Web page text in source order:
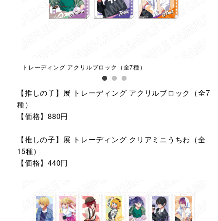
トレーディング アクリルブロック（全7種）
【推しの子】展 トレーディング アクリルブロック（全7
種）
【価格】880円
【推しの子】展 トレーディング クリアミニうちわ（全
15種）
【価格】440円